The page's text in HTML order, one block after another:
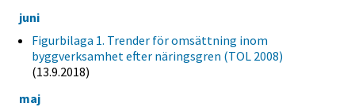
juni
Figurbilaga 1. Trender för omsättning inom
byggverksamhet efter näringsgren (TOL 2008)
(13.9.2018)
maj